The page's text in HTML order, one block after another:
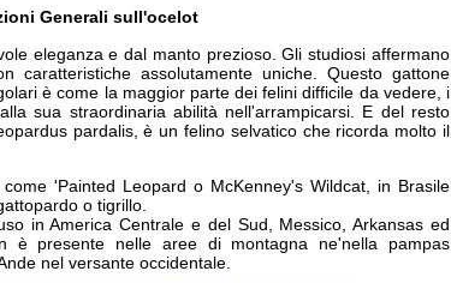
Generali sull'ocelot
eleganza e dal manto prezioso. Gli studiosi affermano
caratteristiche assolutamente uniche. Questo gattone
è come la maggior parte dei felini difficile da vedere, i
sua straordinaria abilità nell'arrampicarsi. E del resto
pardalis, è un felino selvatico che ricorda molto il
'Painted Leopard o McKenney's Wildcat, in Brasile
o tigrillo.
in America Centrale e del Sud, Messico, Arkansas ed
è presente nelle aree di montagna ne'nella pampas
nel versante occidentale.